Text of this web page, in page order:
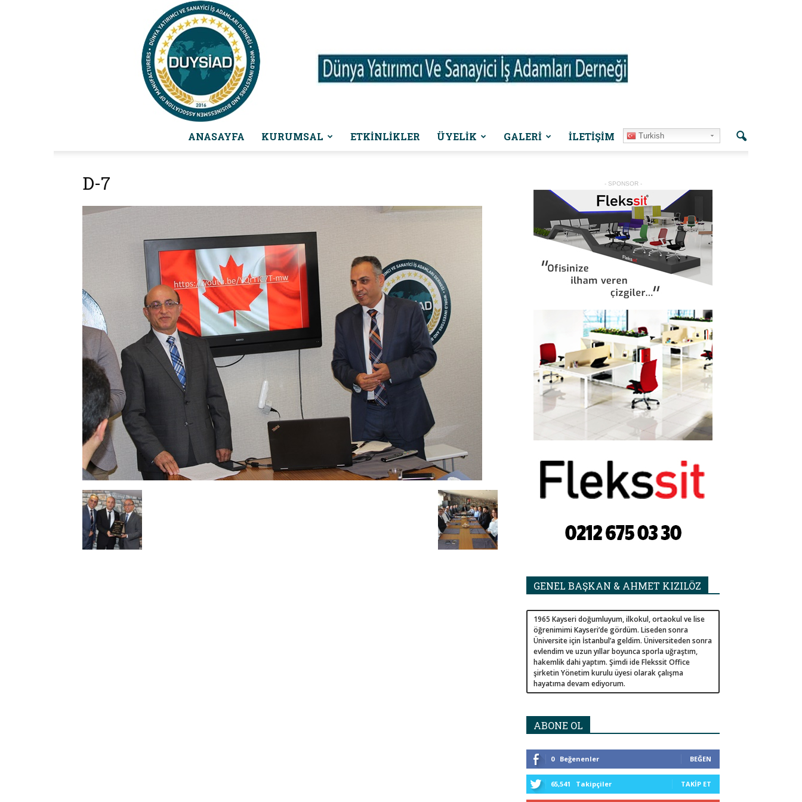
Sanayi
İş
ANASAYFA KURUMSAL ETKINLIKLER ÜYELİK GALERİ İLETIŞIM Turkish
D-7 - SPONSOR -
GENEL BAŞKAN & AHMET KIZILÖZ
1965 Kayseri doğumluyum, ilkokul, ortaokul ve lise
öğrenimimi Kayseri’de gördüm. Liseden sonra
Üniversite için İstanbul’a geldim. Üniversiteden sonra
evlendim ve uzun yıllar boyunca sporla uğraştım,
hakemlik dahi yaptım. Şimdi ide Flekssit Office
şirketin Yönetim kurulu üyesi olarak çalışma
hayatıma devam ediyorum.
ABONE OL
0 Beğenenler BEĞEN
65,541 Takipçiler TAKIP ET